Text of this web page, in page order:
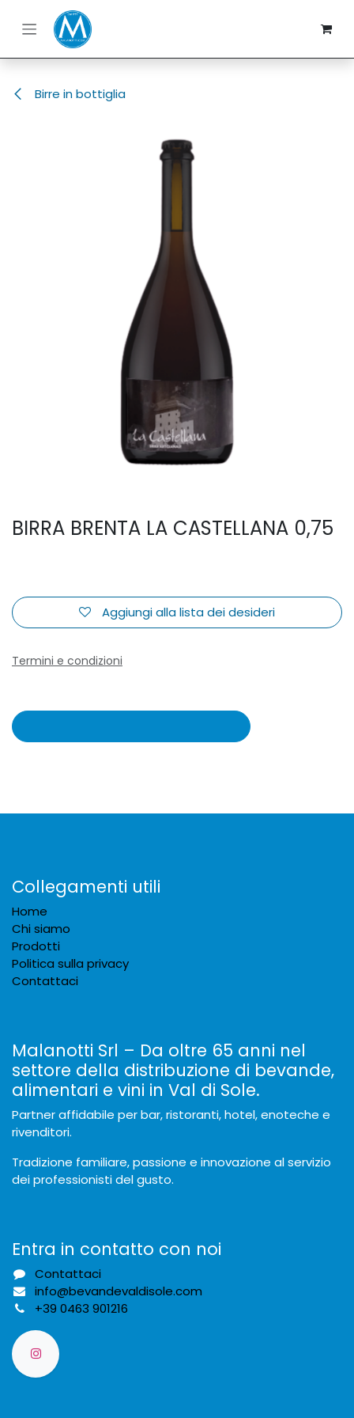
Passa al contenuto
Birre in bottiglia
BIRRA BRENTA LA CASTELLANA 0,75
Aggiungi alla lista dei desideri
Termini e condizioni
Collegamenti utili
Home
Chi siamo
Prodotti
Politica sulla privacy
Contattaci
Malanotti Srl – Da oltre 65 anni nel
settore della distribuzione di bevande,
alimentari e vini in Val di Sole.
Partner affidabile per bar, ristoranti, hotel, enoteche e
rivenditori.
Tradizione familiare, passione e innovazione al servizio
dei professionisti del gusto.
Entra in contatto con noi
Contattaci
info@bevandevaldisole.com
+39 0463 901216